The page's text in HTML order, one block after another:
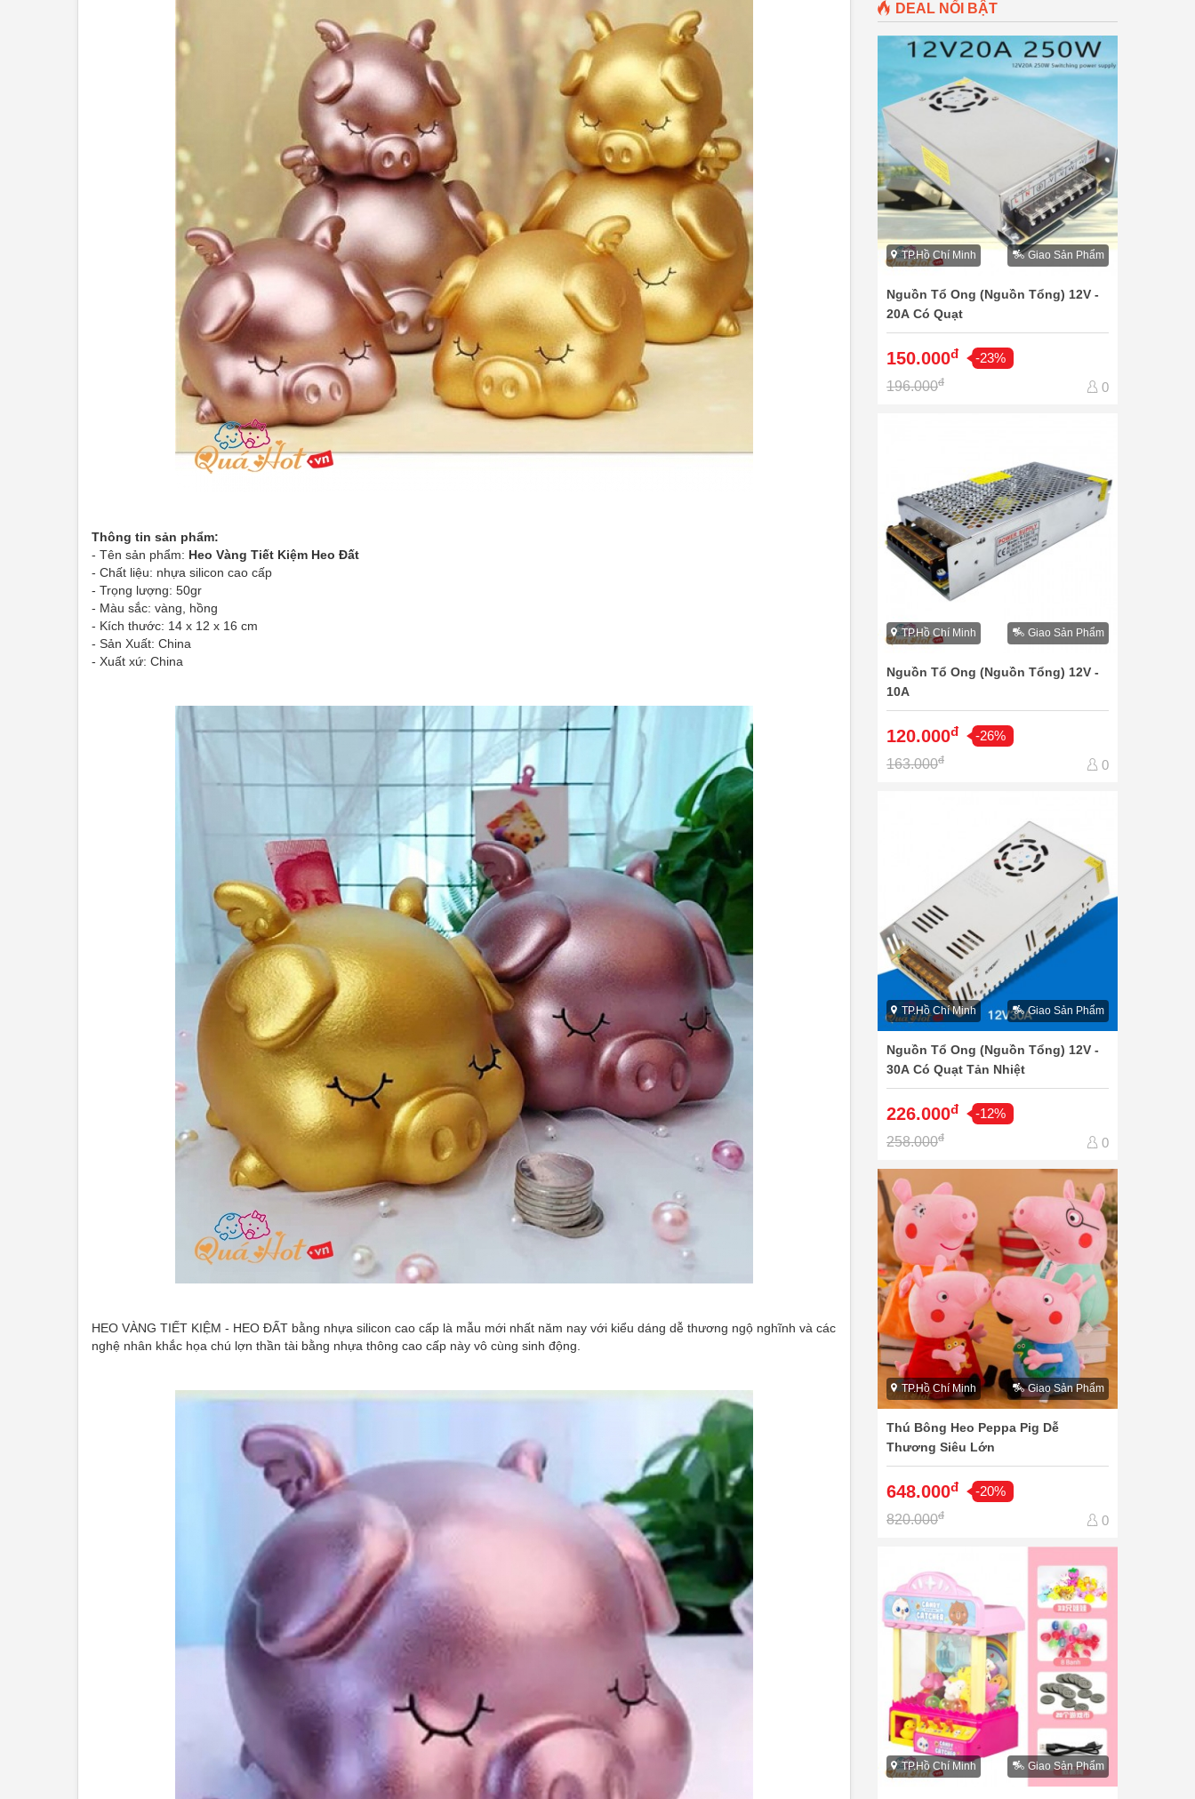
Thông tin sản phẩm:
- Tên sản phẩm: Heo Vàng Tiết Kiệm Heo Đất
- Chất liệu: nhựa silicon cao cấp
- Trọng lượng: 50gr
- Màu sắc: vàng, hồng
- Kích thước: 14 x 12 x 16 cm
- Sản Xuất: China
- Xuất xứ: China
HEO VÀNG TIẾT KIỆM - HEO ĐẤT bằng nhựa silicon cao cấp là mẫu mới nhất năm nay với kiểu dáng dễ thương ngộ nghĩnh và các
nghệ nhân khắc họa chú lợn thần tài bằng nhựa thông cao cấp này vô cùng sinh động.
DEAL NỔI BẬT
TP.Hồ Chí Minh Giao Sản Phẩm
Nguồn Tổ Ong (Nguồn Tổng) 12V -
20A Có Quạt
150.000đ
-23%
196.000đ 0
TP.Hồ Chí Minh Giao Sản Phẩm
Nguồn Tổ Ong (Nguồn Tổng) 12V -
10A
120.000đ
-26%
163.000đ 0
TP.Hồ Chí Minh Giao Sản Phẩm
Nguồn Tổ Ong (Nguồn Tổng) 12V -
30A Có Quạt Tản Nhiệt
226.000đ
-12%
258.000đ 0
TP.Hồ Chí Minh Giao Sản Phẩm
Thú Bông Heo Peppa Pig Dễ
Thương Siêu Lớn
648.000đ
-20%
820.000đ 0
TP.Hồ Chí Minh Giao Sản Phẩm